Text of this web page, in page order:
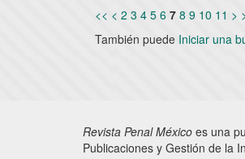
<< < 2 3 4 5 6 7 8 9 10 11 >
También puede Iniciar una
Revista Penal México es una
Publicaciones y Gestión de la